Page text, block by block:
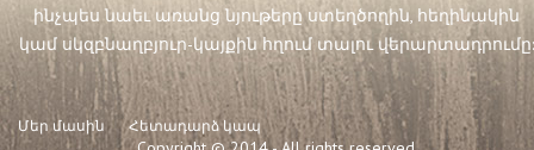
ինչպես նաեւ առանց նյութերը ստեղծողին, հեղինակին
կամ սկզբնաղբյուր-կայքին հղում տալու վերարտադրումը:
Մեր մասին Հետադարձ կապ